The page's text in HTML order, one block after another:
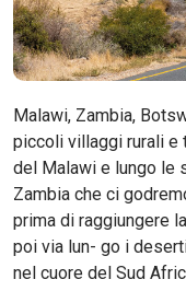
Malawi, Zambia,
piccoli villaggi rurali e
del Malawi e lungo le
Zambia che ci
prima di raggiungere
poi via lun- go i
nel cuore del Sud